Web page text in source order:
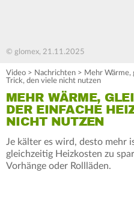
© glomex, 21.11.2025
Video > Nachrichten > Mehr Wärme,
Trick, den viele nicht nutzen
MEHR WÄRME,
DER EINFACHE
NICHT NUTZEN
Je kälter es wird, desto mehr
gleichzeitig Heizkosten zu
Vorhänge oder Rollläden.